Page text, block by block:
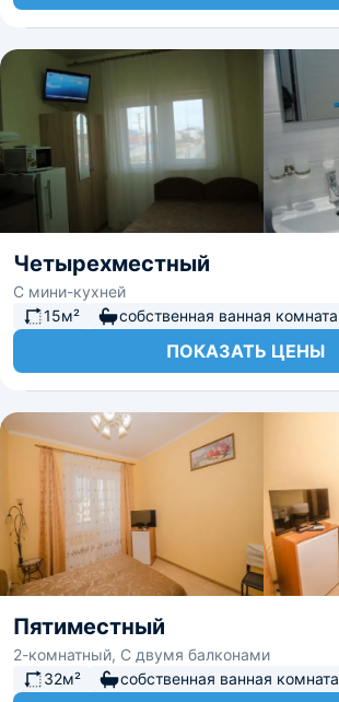
Четырехместный
С мини-кухней
15м²
собственная ванная комната
ПОКАЗАТЬ ЦЕНЫ
Пятиместный
2-комнатный, С двумя балконами
32м²
собственная ванная комната